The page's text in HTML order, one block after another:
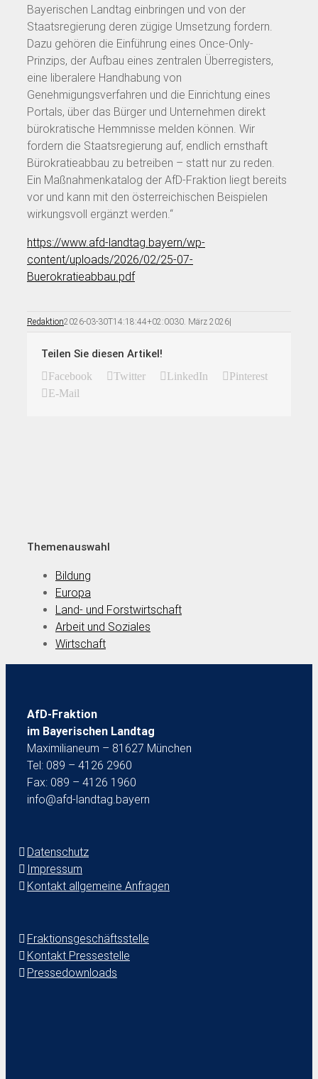
Bayerischen Landtag einbringen und von der
Staatsregierung deren zügige Umsetzung fordern.
Dazu gehören die Einführung eines Once-Only-
Prinzips, der Aufbau eines zentralen Überregisters,
eine liberalere Handhabung von
Genehmigungsverfahren und die Einrichtung eines
Portals, über das Bürger und Unternehmen direkt
bürokratische Hemmnisse melden können. Wir
fordern die Staatsregierung auf, endlich ernsthaft
Bürokratieabbau zu betreiben – statt nur zu reden.
Ein Maßnahmenkatalog der AfD-Fraktion liegt bereits
vor und kann mit den österreichischen Beispielen
wirkungsvoll ergänzt werden.“
https://www.afd-landtag.bayern/wp-
content/uploads/2026/02/25-07-
Buerokratieabbau.pdf
Redaktion2026-03-30T14:18:44+02:0030. März 2026|
Teilen Sie diesen Artikel!
Facebook Twitter LinkedIn
Pinterest
E-Mail
Themenauswahl
Bildung
Europa
Land- und Forstwirtschaft
Arbeit und Soziales
Wirtschaft
AfD-Fraktion
im Bayerischen Landtag
Maximilianeum – 81627 München
Tel: 089 – 4126 2960
Fax: 089 – 4126 1960
info@afd-landtag.bayern
Datenschutz
Impressum
Kontakt allgemeine Anfragen
Fraktionsgeschäftsstelle
Kontakt Pressestelle
Pressedownloads